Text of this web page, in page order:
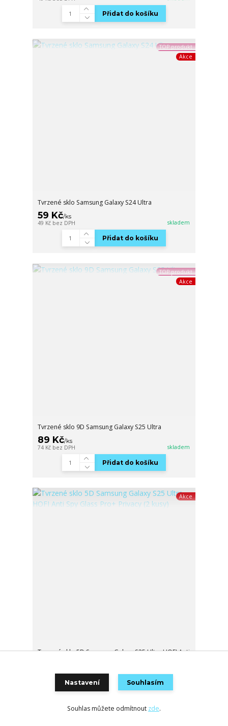
Přidat do košíku
TOP produkt
Akce
Tvrzené sklo Samsung Galaxy S24 Ultra
59 Kč/ks
49 Kč bez DPH skladem
Přidat do košíku
TOP produkt
Akce
Tvrzené sklo 9D Samsung Galaxy S25 Ultra
89 Kč/ks
74 Kč bez DPH skladem
Přidat do košíku
Akce
Tvrzené sklo 5D Samsung Galaxy S25 Ultra HOFI Anti
259 Kč/ks
bez DPH
Nastavení Souhlasím
Souhlas můžete odmítnout zde.